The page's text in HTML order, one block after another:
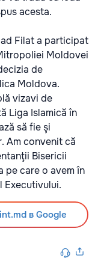
acesta.
Filat a participat
Moldovei
de
Moldova.
vizavi de
Liga Islamică în
să fie şi
Am convenit că
Bisericii
pe care o avem în
Executivului.
в Google